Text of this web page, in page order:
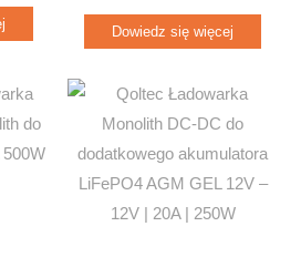
Dowiedz się więcej